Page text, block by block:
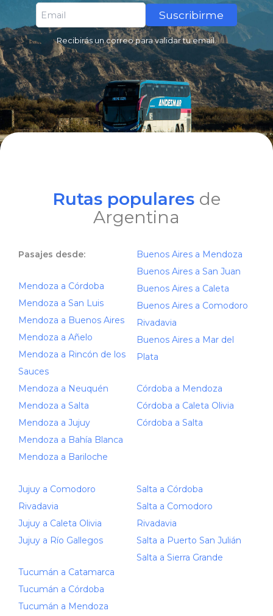
Suscribirme
Recibirás un correo para validar tu email.
Rutas populares de
Argentina
Pasajes desde:
Mendoza a Córdoba
Mendoza a San Luis
Mendoza a Buenos Aires
Mendoza a Añelo
Mendoza a Rincón de los
Sauces
Mendoza a Neuquén
Mendoza a Salta
Mendoza a Jujuy
Mendoza a Bahía Blanca
Mendoza a Bariloche
Buenos Aires a Mendoza
Buenos Aires a San Juan
Buenos Aires a Caleta
Buenos Aires a Comodoro
Rivadavia
Buenos Aires a Mar del
Plata
Córdoba a Mendoza
Córdoba a Caleta Olivia
Córdoba a Salta
Jujuy a Comodoro
Rivadavia
Jujuy a Caleta Olivia
Jujuy a Río Gallegos
Tucumán a Catamarca
Tucumán a Córdoba
Tucumán a Mendoza
Salta a Córdoba
Salta a Comodoro
Rivadavia
Salta a Puerto San Julián
Salta a Sierra Grande